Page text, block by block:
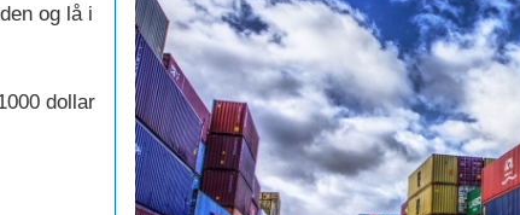
og lå i
dollar